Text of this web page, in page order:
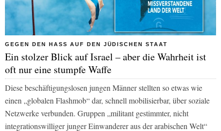
GEGEN DEN HASS AUF DEN JÜDISCHEN STAAT
Ein stolzer Blick auf Israel – aber die Wahrheit ist
oft nur eine stumpfe Waffe
Diese beschäftigungslosen jungen Männer stellten so etwas wie
einen „globalen Flashmob“ dar, schnell mobilisierbar, über soziale
Netzwerke verbunden. Gruppen „militant gestimmter, nicht
integrationswilliger junger Einwanderer aus der arabischen Welt“